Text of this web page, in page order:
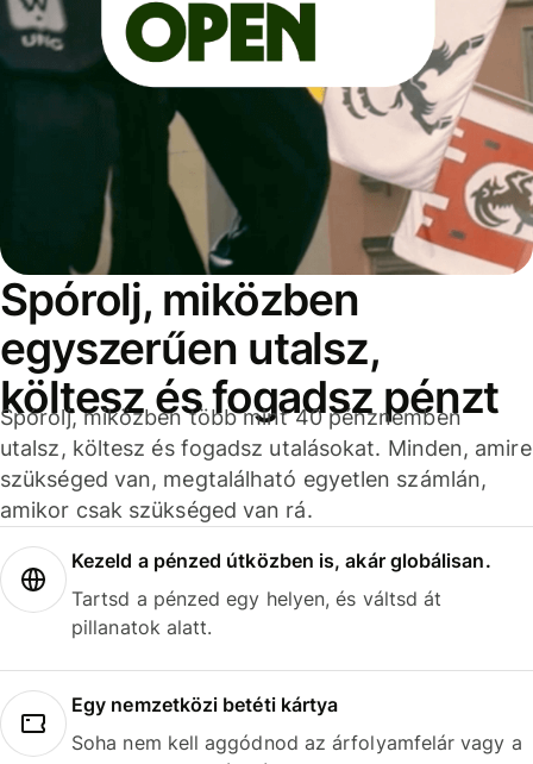
Spórolj, miközben
egyszerűen utalsz,
költesz és fogadsz pénzt
Spórolj, miközben több mint 40 pénznemben
utalsz, költesz és fogadsz utalásokat. Minden, amire
szükséged van, megtalálható egyetlen számlán,
amikor csak szükséged van rá.
Kezeld a pénzed útközben is, akár globálisan.
Tartsd a pénzed egy helyen, és váltsd át
pillanatok alatt.
Egy nemzetközi betéti kártya
Soha nem kell aggódnod az árfolyamfelár vagy a